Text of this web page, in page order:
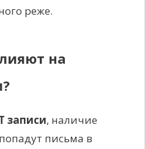
реже.
на
записи, наличие
письма в